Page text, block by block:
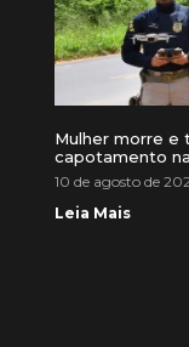
Mulher morre e
capotamento
10 de agosto de
Leia Mais